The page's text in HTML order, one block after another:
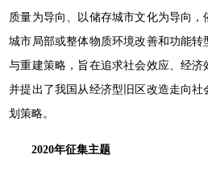
质量为导向、以储存城市文化为导向
城市局部或整体物质环境改善和功能
与重建策略，旨在追求社会效应、经济
并提出了我国从经济型旧区改造走向
划策略。
2020年征集主题